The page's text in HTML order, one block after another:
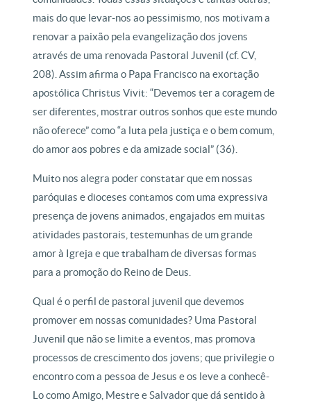
mais do que levar-nos ao pessimismo, nos motivam a
renovar a paixão pela evangelização dos jovens
através de uma renovada Pastoral Juvenil (cf. CV,
208). Assim afirma o Papa Francisco na exortação
apostólica Christus Vivit: “Devemos ter a coragem de
ser diferentes, mostrar outros sonhos que este mundo
não oferece” como “a luta pela justiça e o bem comum,
do amor aos pobres e da amizade social” (36).
Muito nos alegra poder constatar que em nossas
paróquias e dioceses contamos com uma expressiva
presença de jovens animados, engajados em muitas
atividades pastorais, testemunhas de um grande
amor à Igreja e que trabalham de diversas formas
para a promoção do Reino de Deus.
Qual é o perfil de pastoral juvenil que devemos
promover em nossas comunidades? Uma Pastoral
Juvenil que não se limite a eventos, mas promova
processos de crescimento dos jovens; que privilegie o
encontro com a pessoa de Jesus e os leve a conhecê-
Lo como Amigo, Mestre e Salvador que dá sentido à